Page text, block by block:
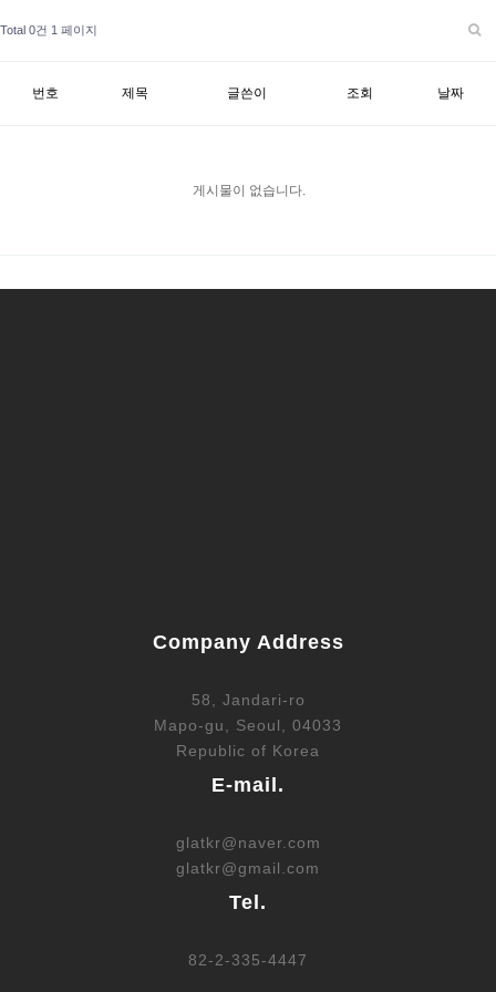
Total 0건 1 페이지
번호 제목 글쓴이 조회 날짜
게시물이 없습니다.
Company Address
58, Jandari-ro
Mapo-gu, Seoul, 04033
Republic of Korea
E-mail.
glatkr@naver.com
glatkr@gmail.com
Tel.
82-2-335-4447